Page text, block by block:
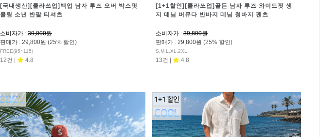
[국내생산][클라쓰업]백업 남자 루즈 오버 박스핏
쿨링 소년 반팔 티셔츠
소비자가 : 39,800원
판매가 : 29,800원 (25% 할인)
FREE(95~115)
12건 | 4.8
[1+1할인][클라쓰업]골든 남자 루즈 와이드핏 생
지 데님 버뮤다 반바지 데님 청바지 팬츠
소비자가 : 39,800원
판매가 : 29,800원 (25% 할인)
S,M,L,XL,2XL
13건 | 4.8